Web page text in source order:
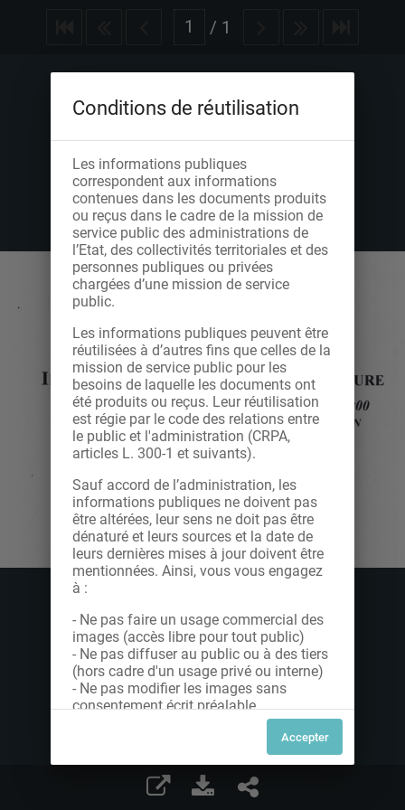
/ 1
Conditions de réutilisation
Les informations publiques
correspondent aux informations
contenues dans les documents produits
ou reçus dans le cadre de la mission de
service public des administrations de
l’Etat, des collectivités territoriales et des
personnes publiques ou privées
chargées d’une mission de service
public.
Les informations publiques peuvent être
réutilisées à d’autres fins que celles de la
mission de service public pour les
besoins de laquelle les documents ont
été produits ou reçus. Leur réutilisation
est régie par le code des relations entre
le public et l'administration (CRPA,
articles L. 300-1 et suivants).
Sauf accord de l’administration, les
informations publiques ne doivent pas
être altérées, leur sens ne doit pas être
dénaturé et leurs sources et la date de
leurs dernières mises à jour doivent être
mentionnées. Ainsi, vous vous engagez
à :
- Ne pas faire un usage commercial des
images (accès libre pour tout public)
- Ne pas diffuser au public ou à des tiers
(hors cadre d'un usage privé ou interne)
- Ne pas modifier les images sans
consentement écrit préalable
Dans le cas contraire, nous vous invitons
à nous contacter afin de solliciter le type
de Licence souhaitée parmi celles
proposées et le cas échéant, acquitter